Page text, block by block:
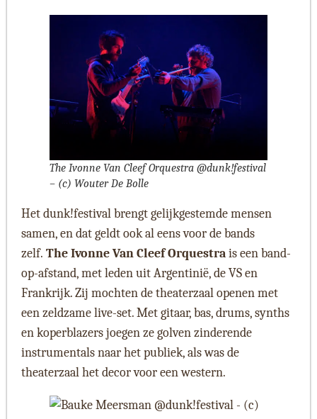
The Ivonne Van Cleef Orquestra @dunk!festival
– (c) Wouter De Bolle
Het dunk!festival brengt gelijkgestemde mensen
samen, en dat geldt ook al eens voor de bands
zelf. The Ivonne Van Cleef Orquestrais een band-
op-afstand, met leden uit Argentinië, de VS en
Frankrijk. Zij mochten de theaterzaal openen met
een zeldzame live-set. Met gitaar, bas, drums, synths
en koperblazers joegen ze golven zinderende
instrumentals naar het publiek, als was de
theaterzaal het decor voor een western.